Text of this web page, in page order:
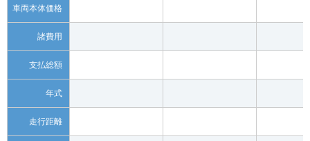
車両本体価格
諸費用
支払総額
年式
走行距離